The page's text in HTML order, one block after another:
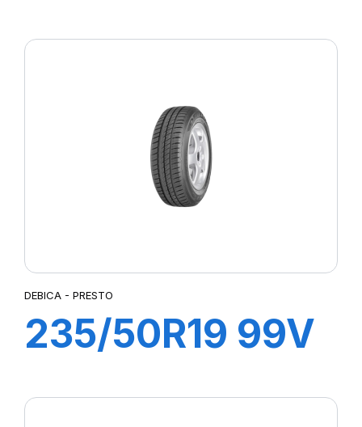
DEBICA - PRESTO
235/50R19 99V